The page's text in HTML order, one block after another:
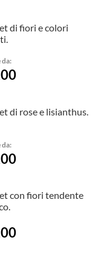
di fiori e colori
di rose e lisianthus.
da:
con fiori tendente